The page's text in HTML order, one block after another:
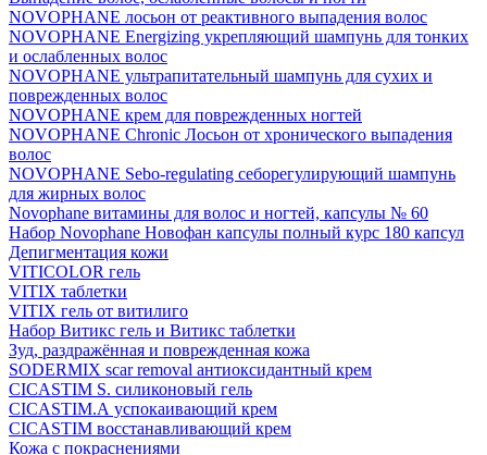
NOVOPHANE лосьон от реактивного выпадения волос
NOVOPHANE Energizing укрепляющий шампунь для тонких
и ослабленных волос
NOVOPHANE ультрапитательный шампунь для сухих и
поврежденных волос
NOVOPHANE крем для поврежденных ногтей
NOVOPHANE Chronic Лосьон от хронического выпадения
волос
NOVOPHANE Sebo-regulating себорегулирующий шампунь
для жирных волос
Novophane витамины для волос и ногтей, капсулы № 60
Набор Novophane Новофан капсулы полный курс 180 капсул
Депигментация кожи
VITICOLOR гель
VITIX таблетки
VITIX гель от витилиго
Набор Витикс гель и Витикс таблетки
Зуд, раздражённая и поврежденная кожа
SODERMIX scar removal антиоксидантный крем
CICASTIM S. силиконовый гель
CICASTIM.А успокаивающий крем
CICASTIM восстанавливающий крем
Кожа с покраснениями